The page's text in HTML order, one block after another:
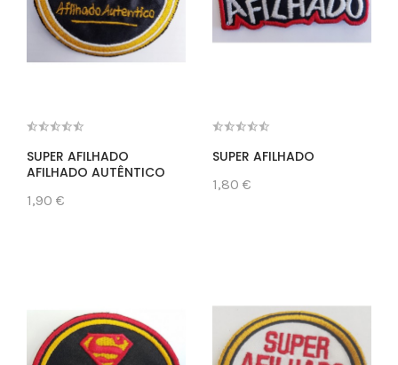
SUPER AFILHADO
AFILHADO AUTÊNTICO
1,90 €
SUPER AFILHADO
1,80 €